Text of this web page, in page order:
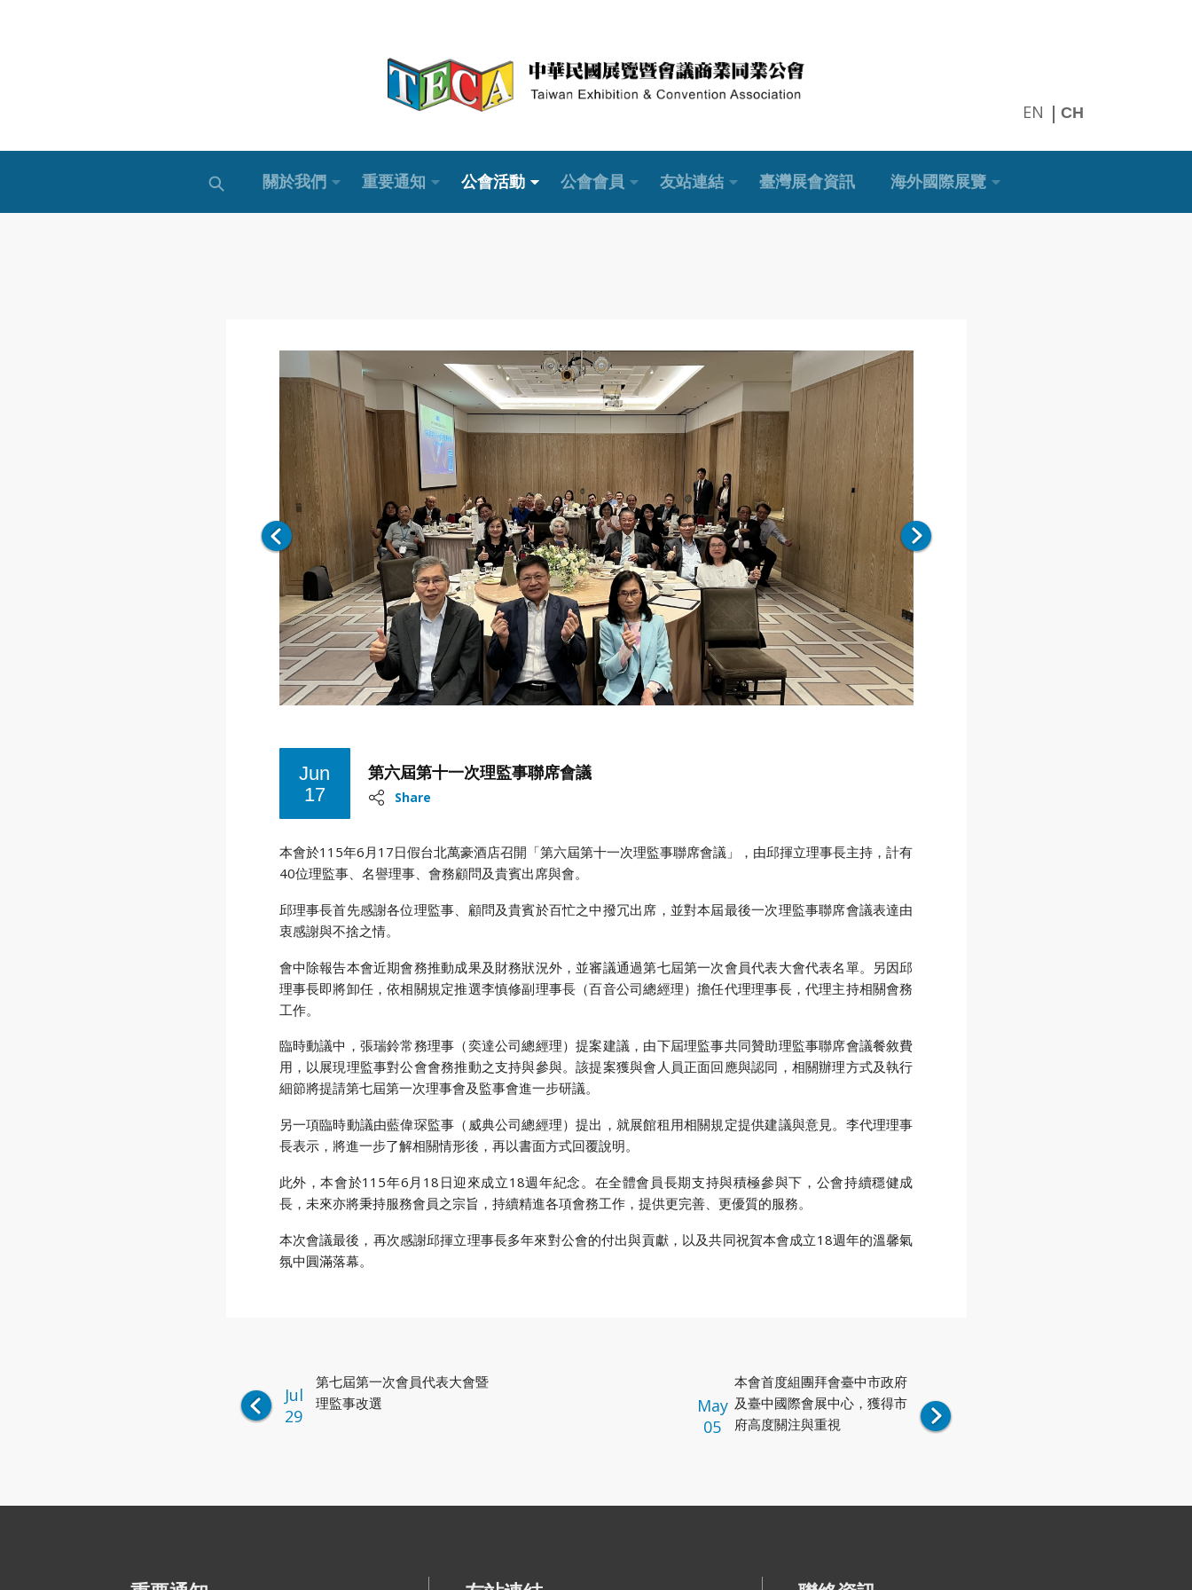
EN CH
關於我們 重要通知 公會活動 公會會員 友站連結 臺灣展會資訊 海外國際展覽
Jun
17
第六屆第十一次理監事聯席會議
Share
本會於115年6月17日假台北萬豪酒店召開「第六屆第十一次理監事聯席會議」，由邱揮立理事長主持，計有
40位理監事、名譽理事、會務顧問及貴賓出席與會。
邱理事長首先感謝各位理監事、顧問及貴賓於百忙之中撥冗出席，並對本屆最後一次理監事聯席會議表達由
衷感謝與不捨之情。
會中除報告本會近期會務推動成果及財務狀況外，並審議通過第七屆第一次會員代表大會代表名單。另因邱
理事長即將卸任，依相關規定推選李慎修副理事長（百音公司總經理）擔任代理理事長，代理主持相關會務
工作。
臨時動議中，張瑞鈴常務理事（奕達公司總經理）提案建議，由下屆理監事共同贊助理監事聯席會議餐敘費
用，以展現理監事對公會會務推動之支持與參與。該提案獲與會人員正面回應與認同，相關辦理方式及執行
細節將提請第七屆第一次理事會及監事會進一步研議。
另一項臨時動議由藍偉琛監事（威典公司總經理）提出，就展館租用相關規定提供建議與意見。李代理理事
長表示，將進一步了解相關情形後，再以書面方式回覆說明。
此外，本會於115年6月18日迎來成立18週年紀念。在全體會員長期支持與積極參與下，公會持續穩健成
長，未來亦將秉持服務會員之宗旨，持續精進各項會務工作，提供更完善、更優質的服務。
本次會議最後，再次感謝邱揮立理事長多年來對公會的付出與貢獻，以及共同祝賀本會成立18週年的溫馨氣
氛中圓滿落幕。
Jul
29
第七屆第一次會員代表大會暨
理監事改選
May
05
​本會首度組團拜會臺中市政府
及臺中國際會展中心，獲得市
府高度關注與重視